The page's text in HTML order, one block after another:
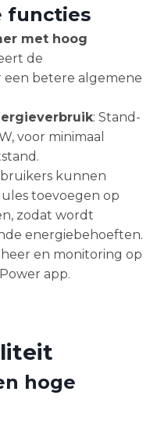
functies
met hoog
de
betere algemene
: Stand-
voor minimaal
kunnen
toevoegen op
zodat wordt
energiebehoeften.
en monitoring op
app.
hoge